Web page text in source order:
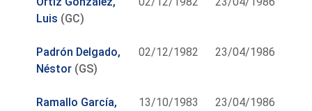
Luis (GC)
Padrón Delgado,
Néstor (GS)
02/12/1982 23/04/1986
Ramallo García,
13/10/1983 23/04/1986